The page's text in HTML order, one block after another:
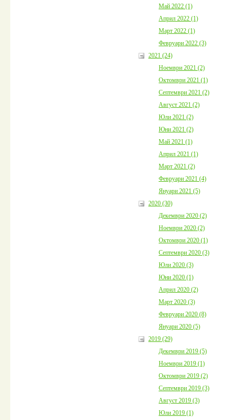
Май 2022 (1)
Април 2022 (1)
Март 2022 (1)
Февруари 2022 (3)
2021 (24)
Ноември 2021 (2)
Октомври 2021 (1)
Септември 2021 (2)
Август 2021 (2)
Юли 2021 (2)
Юни 2021 (2)
Май 2021 (1)
Април 2021 (1)
Март 2021 (2)
Февруари 2021 (4)
Януари 2021 (5)
2020 (30)
Декември 2020 (2)
Ноември 2020 (2)
Октомври 2020 (1)
Септември 2020 (3)
Юли 2020 (3)
Юни 2020 (1)
Април 2020 (2)
Март 2020 (3)
Февруари 2020 (8)
Януари 2020 (5)
2019 (29)
Декември 2019 (5)
Ноември 2019 (1)
Октомври 2019 (2)
Септември 2019 (3)
Август 2019 (3)
Юли 2019 (1)